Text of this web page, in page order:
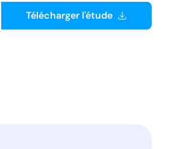
Télécharger l'étude